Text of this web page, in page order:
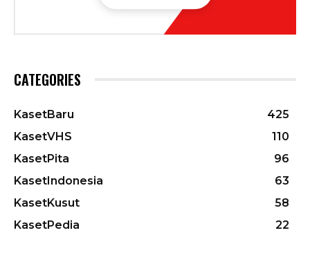
CATEGORIES
KasetBaru
425
KasetVHS
110
KasetPita
96
KasetIndonesia
63
KasetKusut
58
KasetPedia
22